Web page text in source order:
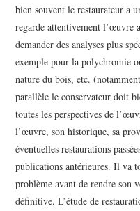
bien souvent le restaurateur a
regarde attentivement l’œuvre
demander des analyses plus
exemple pour la polychromie
nature du bois, etc.
parallèle le conservateur doit
toutes les perspectives de
l’œuvre, son historique, sa
éventuelles restaurations
publications antérieures. Il va
problème avant de rendre son
définitive. L’étude de